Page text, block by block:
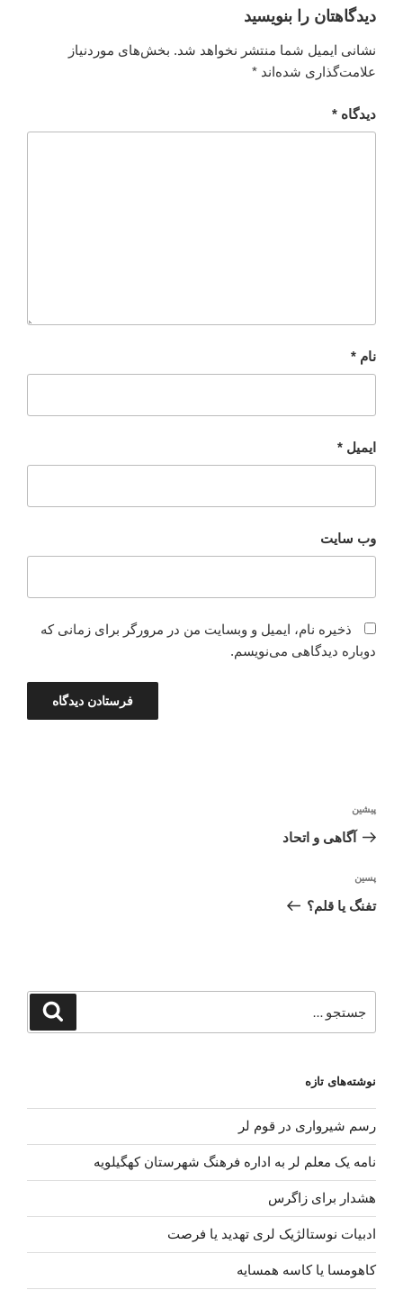
دیدگاهتان را بنویسید
نشانی ایمیل شما منتشر نخواهد شد. بخش‌های موردنیاز
علامت‌گذاری شده‌اند *
دیدگاه *
نام *
ایمیل *
وب‌ سایت
ذخیره نام، ایمیل و وبسایت من در مرورگر برای زمانی که
دوباره دیدگاهی می‌نویسم.
نوشته
نوشته
قبلی
پیشین
آگاهی و اتحاد
نوشته‌ٔ
بعدی
پسین
تفنگ یا قلم؟
برای
جستجو
نوشته‌های تازه
رسم شیرواری در قوم لر
نامه یک معلم لر به اداره فرهنگ شهرستان کهگیلویه
هشدار برای زاگرس
ادبیات نوستالژیک لری تهدید یا فرصت
کاهومسا یا کاسه همسایه